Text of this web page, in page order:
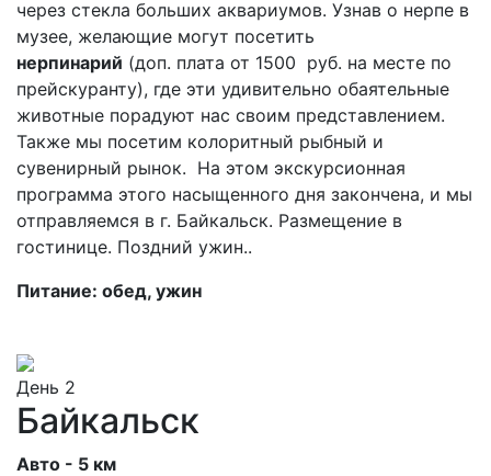
через стекла больших аквариумов. Узнав о нерпе в
музее, желающие могут посетить
нерпинарий (доп. плата от 1500 руб. на месте по
прейскуранту), где эти удивительно обаятельные
животные порадуют нас своим представлением.
Также мы посетим колоритный рыбный и
сувенирный рынок. На этом экскурсионная
программа этого насыщенного дня закончена, и мы
отправляемся в г. Байкальск. Размещение в
гостинице. Поздний ужин..
Питание: обед, ужин
День 2
Байкальск
Авто - 5 км